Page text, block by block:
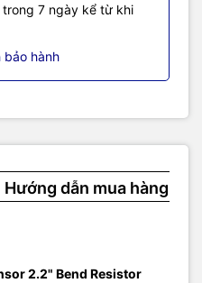
7 ngày kể từ khi
bảo hành
Hướng dẫn mua hàng
2.2" Bend Resistor